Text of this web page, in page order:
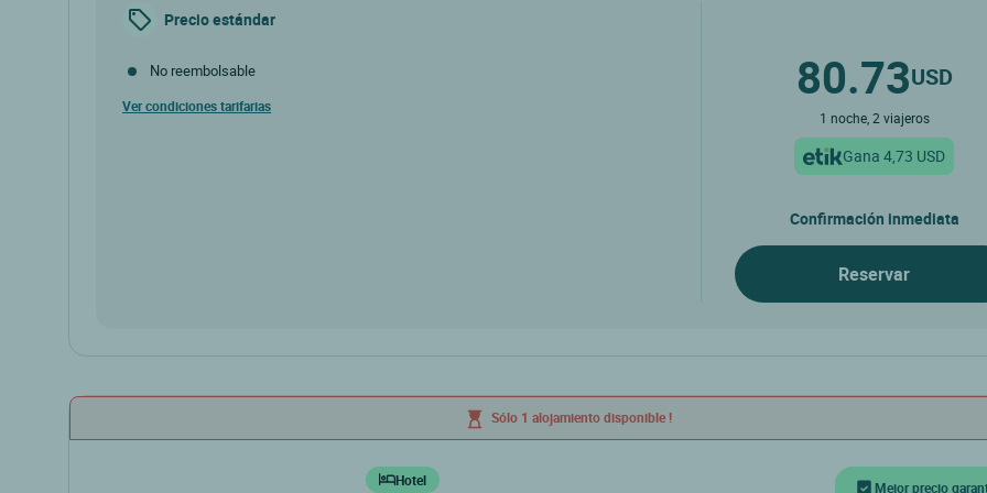
Precio estándar
No reembolsable
Ver condiciones tarifarias 80.73USD
1 noche, 2 viajeros
Gana 4,73 USD
Confirmación inmediata
Reservar
Sólo 1 alojamiento disponible !
Hotel Mejor precio